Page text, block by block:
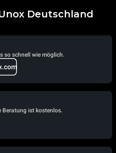
Deutschland
so schnell wie möglich.
Beratung ist kostenlos.